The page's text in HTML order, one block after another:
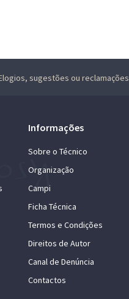
sugestões ou reclamações
Informações
Sobre o Técnico
Organização
Campi
Ficha Técnica
Termos e Condições
Direitos de Autor
Canal de Denúncia
Contactos